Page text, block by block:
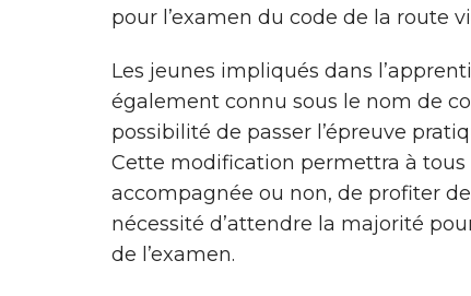
pour l’examen du code de la route
Les jeunes impliqués dans
également connu sous le nom de
possibilité de passer l’épreuve
Cette modification permettra à
accompagnée ou non, de profiter
nécessité d’attendre la majorité
de l’examen.